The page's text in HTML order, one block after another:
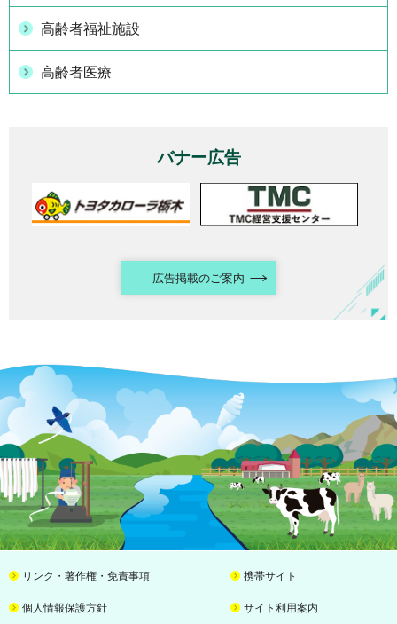
高齢者福祉施設
高齢者医療
バナー広告
広告掲載のご案内
リンク・著作権・免責事項 携帯サイト
個人情報保護方針 サイト利用案内